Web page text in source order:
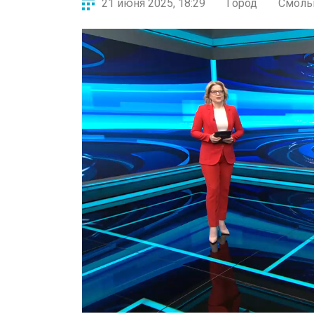
21 июня 2025, 18:29 Город